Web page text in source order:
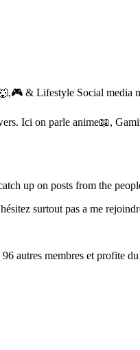
& Lifestyle Social
Ici on parle anime📖,
up on posts from the
surtout pas a me
autres membres et profite